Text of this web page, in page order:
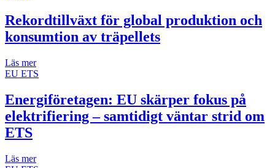
Rekordtillväxt för global produktion och
konsumtion av träpellets
Läs mer
EU ETS
Energiföretagen: EU skärper fokus på
elektrifiering – samtidigt väntar strid om
ETS
Läs mer